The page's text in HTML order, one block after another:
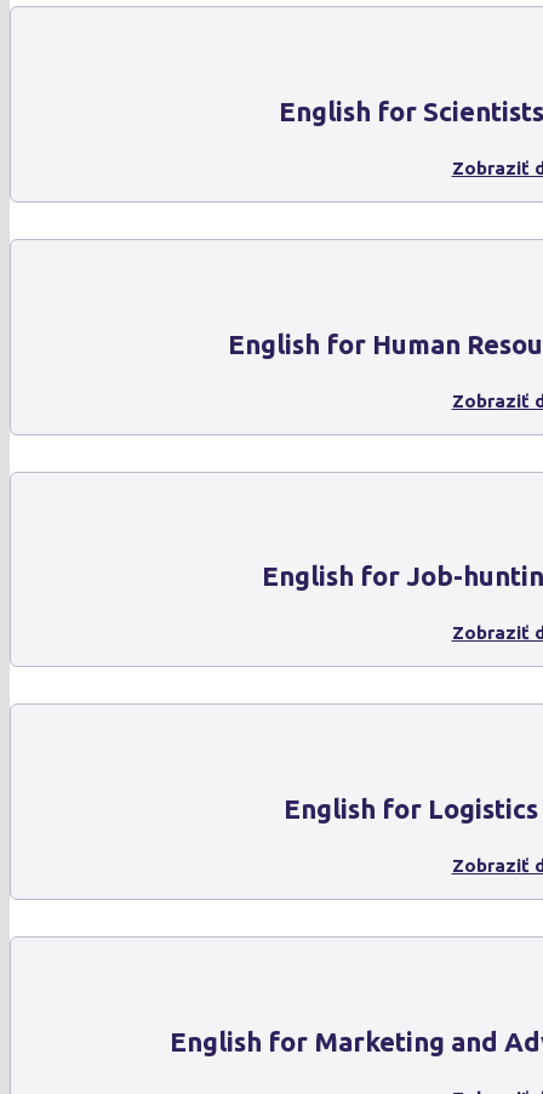
English for Scientists
Zobraziť
English for Human
Zobraziť
English for Job-
Zobraziť
English for Logistics
Zobraziť
English for Marketing and